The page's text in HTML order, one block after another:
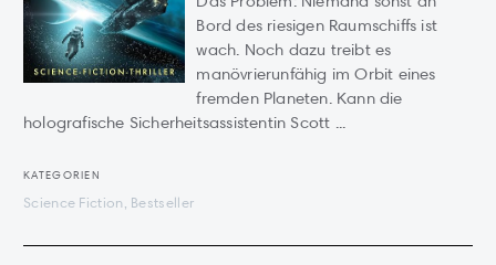
Bord des riesigen Raumschiffs ist
wach. Noch dazu treibt es
manövrierunfähig im Orbit eines
fremden Planeten. Kann die
holografische Sicherheitsassistentin Scott ...
KATEGORIEN
Science Fiction, Bestseller